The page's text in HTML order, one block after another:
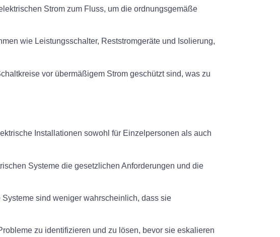
Strom zum Fluss, um die ordnungsgemäße
wie Leistungsschalter, Reststromgeräte und Isolierung,
vor übermäßigem Strom geschützt sind, was zu
Installationen sowohl für Einzelpersonen als auch
Systeme die gesetzlichen Anforderungen und die
sind weniger wahrscheinlich, dass sie
zu identifizieren und zu lösen, bevor sie eskalieren